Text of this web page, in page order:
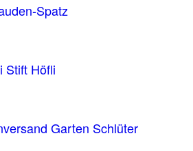
Spatz
Stift Höfli
Garten Schlüter